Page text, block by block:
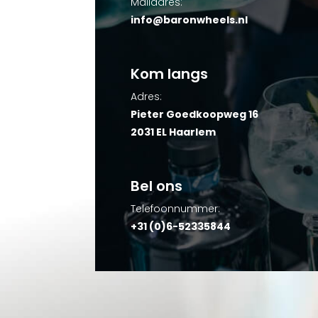
info@baronwheels.nl
Kom langs
Adres:
Pieter Goedkoopweg 16
2031 EL Haarlem
Bel ons
Telefoonnummer:
+31 (0)6-52335844